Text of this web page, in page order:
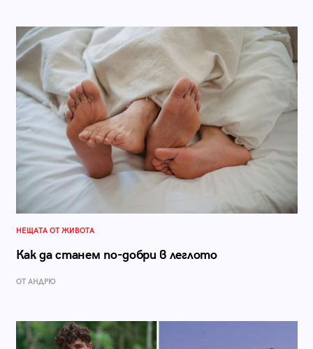
НЕЩАТА ОТ ЖИВОТА
Как да станем по-добри в леглото
ОТ АНДРЮ